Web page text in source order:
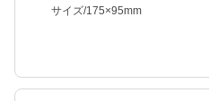
サイズ/175×95mm